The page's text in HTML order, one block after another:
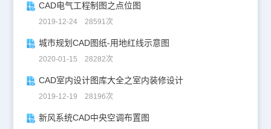
CAD电气工程制图之点位图
2019-12-24 28591次
城市规划CAD图纸-用地红线示意图
2020-01-15 28282次
CAD室内设计图库大全之室内装修设计
2019-12-19 28196次
新风系统CAD中央空调布置图